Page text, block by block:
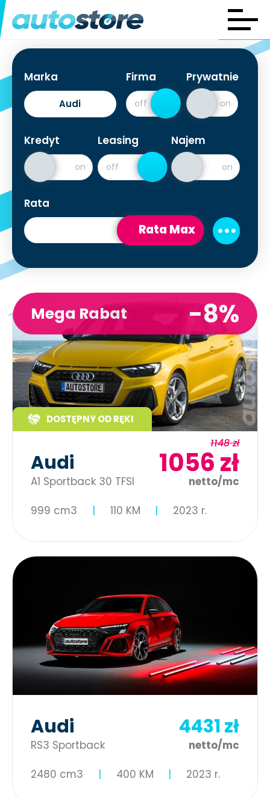
Marka
Audi
Firma Prywatnie
Kredyt Leasing Najem
Rata
Rata Max
Mega Rabat -8%
DOSTĘPNY OD RĘKI
Audi
A1 Sportback 30 TFSI
1148 zł
1056 zł
netto/mc
999 cm3 110 KM 2023 r.
Audi
RS3 Sportback
4431 zł
netto/mc
2480 cm3 400 KM 2023 r.